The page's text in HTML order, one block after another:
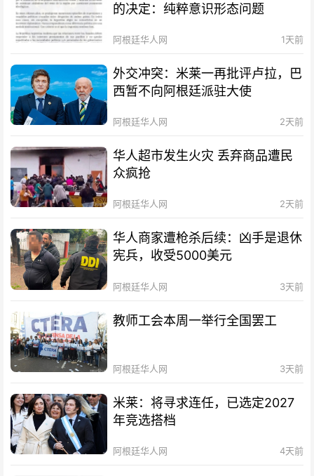
的决定：纯粹意识形态问题
阿根廷华人网 1天前
外交冲突：米莱一再批评卢拉，巴
西暂不向阿根廷派驻大使
阿根廷华人网 2天前
华人超市发生火灾 丢弃商品遭民
众疯抢
阿根廷华人网 2天前
华人商家遭枪杀后续：凶手是退休
宪兵，收受5000美元
阿根廷华人网 3天前
教师工会本周一举行全国罢工
阿根廷华人网 3天前
米莱：将寻求连任，已选定2027
年竞选搭档
阿根廷华人网 4天前